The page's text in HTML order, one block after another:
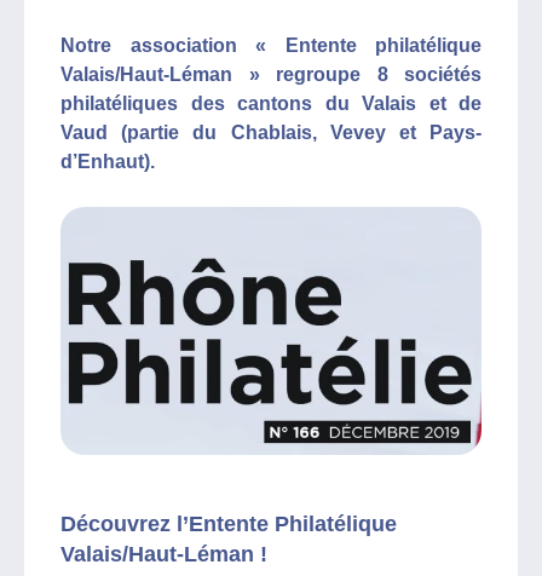
Notre association « Entente philatélique
Valais/Haut-Léman » regroupe 8 sociétés
philatéliques des cantons du Valais et de
Vaud (partie du Chablais, Vevey et Pays-
d’Enhaut).
Découvrez l’Entente Philatélique
Valais/Haut-Léman !